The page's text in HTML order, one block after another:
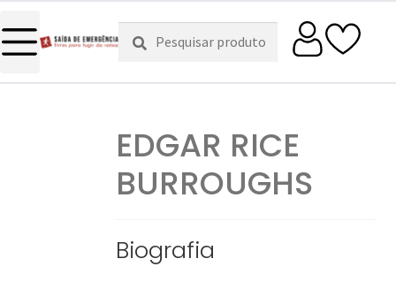
Pesquisar
por:
Pesquisa
EDGAR RICE
BURROUGHS
Biografia